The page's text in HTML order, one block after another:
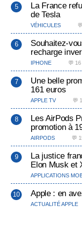
La France
de Tesla
VÉHICULES
Souhaitez-
recharge
IPHONE 💬 16
Une belle
161 euros
APPLE TV 💬
Les AirPods
promotion à
AIRPODS 💬
La justice
Elon Musk et
APPLICATIONS
Apple : en
ACTUALITÉ APPLE